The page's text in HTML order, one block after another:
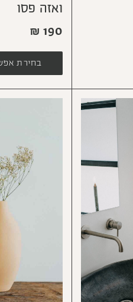
ואזה פסו
₪ 190
בחירת